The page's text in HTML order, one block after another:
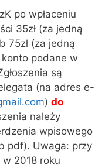
po wpłaceniu
35zł (za jedną
75zł (za jedną
konto podane w
są
(na adres e-
) do
należy
wpisowego
pdf). Uwaga: przy
w 2018 roku